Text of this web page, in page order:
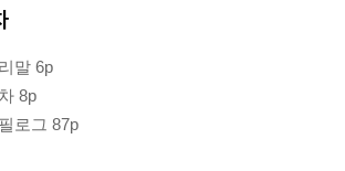
말 6p
8p
로그 87p